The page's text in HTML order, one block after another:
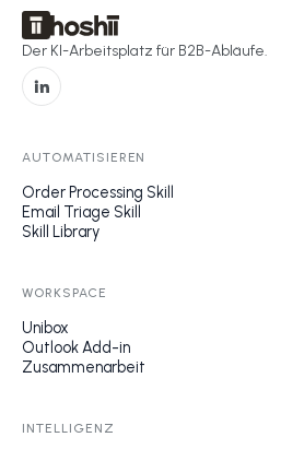
Der KI-Arbeitsplatz für B2B-Abläufe.
AUTOMATISIEREN
Order Processing Skill
Email Triage Skill
Skill Library
WORKSPACE
Unibox
Outlook Add-in
Zusammenarbeit
INTELLIGENZ